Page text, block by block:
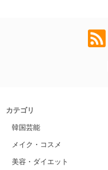
カテゴリ
韓国芸能
メイク・コスメ
美容・ダイエット